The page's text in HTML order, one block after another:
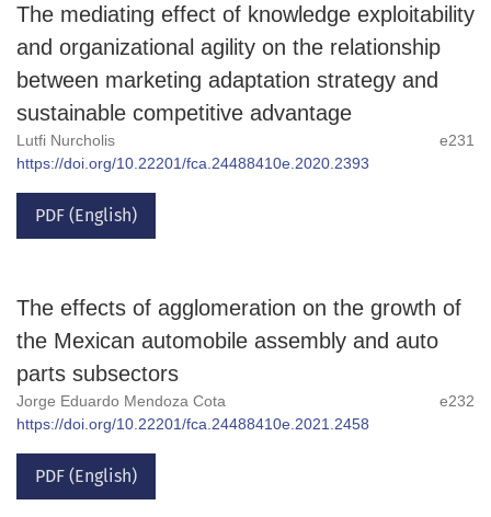
The mediating effect of knowledge exploitability
and organizational agility on the relationship
between marketing adaptation strategy and
sustainable competitive advantage
Lutfi Nurcholis
e231
https://doi.org/10.22201/fca.24488410e.2020.2393
PDF (English)
The effects of agglomeration on the growth of
the Mexican automobile assembly and auto
parts subsectors
Jorge Eduardo Mendoza Cota
e232
https://doi.org/10.22201/fca.24488410e.2021.2458
PDF (English)